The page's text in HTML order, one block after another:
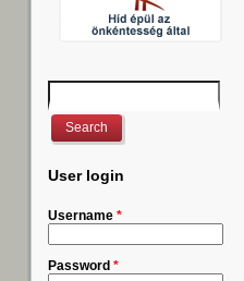
Search form
User login
Username *
Password *